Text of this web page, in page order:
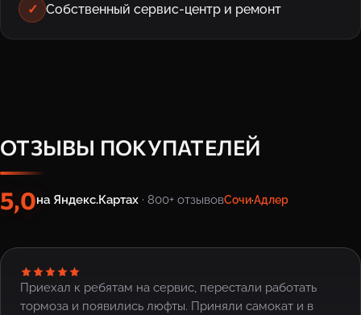
✓ Собственный сервис-центр и ремонт
ОТЗЫВЫ ПОКУПАТЕЛЕЙ
5,0на Яндекс.Картах · 800+ отзывовСочи·Адлер
Приехал к ребятам на сервис, перестали работать
тормоза и появились люфты. Приняли самокат и в